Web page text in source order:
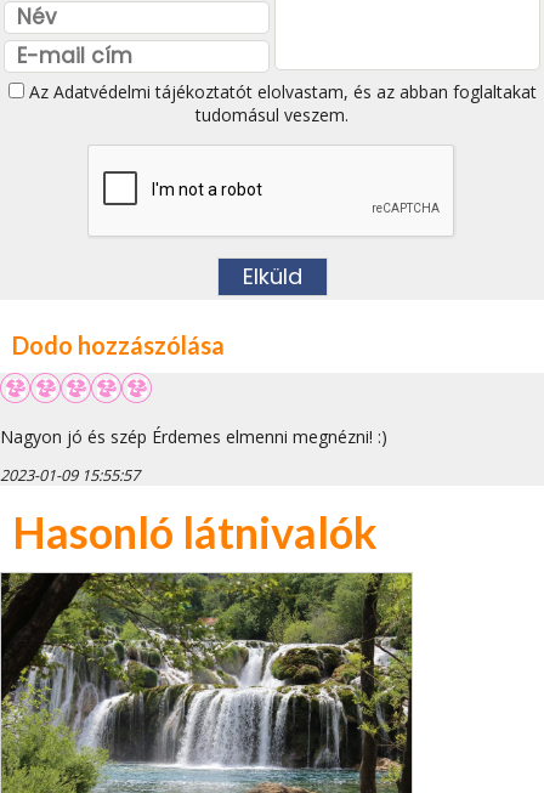
Az Adatvédelmi tájékoztatótelolvastam, és az abban foglaltakat
tudomásul veszem.
Dodo hozzászólása
Nagyon jó és szép Érdemes elmenni megnézni! :)
2023-01-09 15:55:57
Hasonló látnivalók